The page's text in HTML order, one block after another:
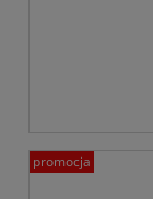
promocja